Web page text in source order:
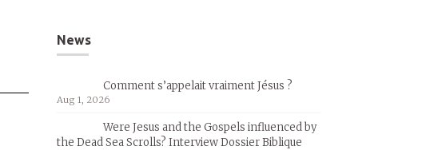
News
Comment s’appelait vraiment Jésus ?
Aug 1, 2026
Were Jesus and the Gospels influenced by
the Dead Sea Scrolls? Interview Dossier Biblique